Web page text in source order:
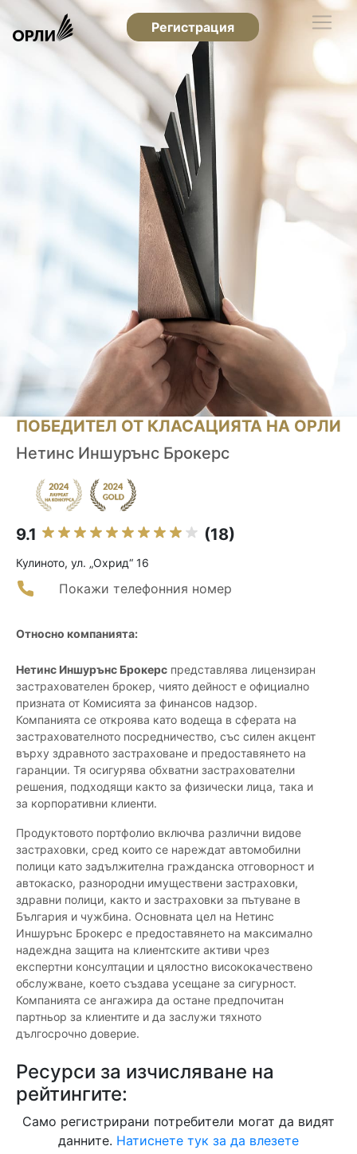
Регистрация
ПОБЕДИТЕЛ ОТ КЛАСАЦИЯТА НА ОРЛИ
Нетинс Иншурънс Брокерс
9.1 (18)
Кулиното, ул. „Охрид“ 16
Покажи телефонния номер
Относно компанията:
Нетинс Иншурънс Брокерс представлява лицензиран
застрахователен брокер, чиято дейност е официално
призната от Комисията за финансов надзор.
Компанията се откроява като водеща в сферата на
застрахователното посредничество, със силен акцент
върху здравното застраховане и предоставянето на
гаранции. Тя осигурява обхватни застрахователни
решения, подходящи както за физически лица, така и
за корпоративни клиенти.
Продуктовото портфолио включва различни видове
застраховки, сред които се нареждат автомобилни
полици като задължителна гражданска отговорност и
автокаско, разнородни имуществени застраховки,
здравни полици, както и застраховки за пътуване в
България и чужбина. Основната цел на Нетинс
Иншурънс Брокерс е предоставянето на максимално
надеждна защита на клиентските активи чрез
експертни консултации и цялостно висококачествено
обслужване, което създава усещане за сигурност.
Компанията се ангажира да остане предпочитан
партньор за клиентите и да заслужи тяхното
дългосрочно доверие.
Ресурси за изчисляване на
рейтингите:
Само регистрирани потребители могат да видят
данните. Натиснете тук за да влезете